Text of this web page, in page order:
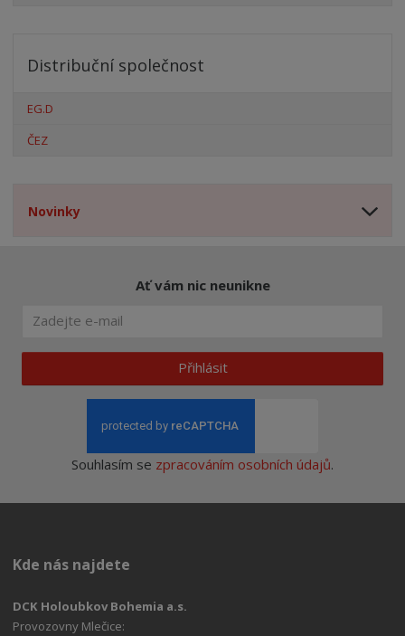
Distribuční společnost
EG.D
ČEZ
Novinky
Ať vám nic neunikne
Přihlásit
Souhlasím se zpracováním osobních údajů.
Kde nás najdete
DCK Holoubkov Bohemia a.s.
Provozovny Mlečice: